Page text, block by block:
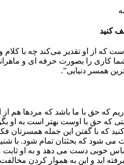
کنید
که از او تقدیر می‌کند چه با
کاری را بصورت حرفه ای و
همسر دنیایی”.
که حق با ما باشد که مردها هم از
که حق با اوست بهتر است به او
که با گفتن این جمله همسرتان
می شود که بحثتان تمام شود. با
خوبی دست می دهد و به او
اید و این به هموار کردن